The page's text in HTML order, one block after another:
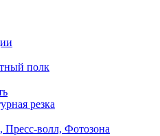
полк
резка
Пресс-волл, Фотозона